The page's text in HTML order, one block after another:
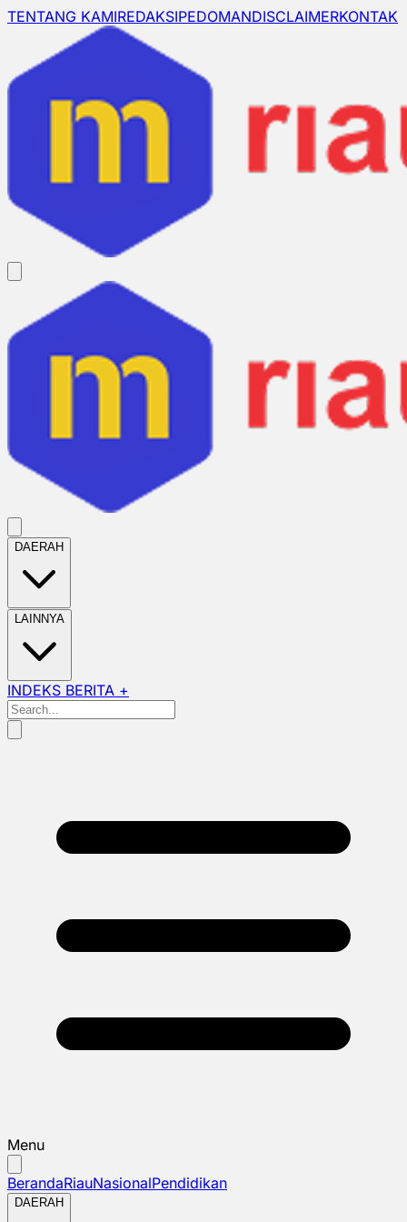
TENTANG KAMIREDAKSIPEDOMANDISCLAIMERKONTAK
DAERAH
LAINNYA
INDEKS BERITA +
Menu
BerandaRiauNasionalPendidikan
DAERAH